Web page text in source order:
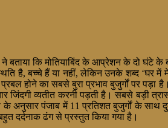
बताया कि मोतियाबिंद के आप्रेशन के दो घंटे
है, बच्चे हैं या नहीं, लेकिन उनके शब्द ‘घर में
होने का सबसे बुरा प्रभाव बुजुर्गों पर पड़ा
व्यतीत करनी पड़ती है। सबसे बड़ी
अनुसार पंजाब में 11 प्रतिशत बुजुर्गों के साथ
दर्दनाक ढंग से प्रस्तुत किया गया है।